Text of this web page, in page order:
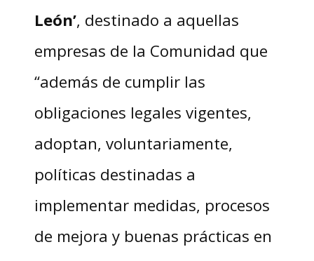
León’, destinado a aquellas
empresas de la Comunidad que
“además de cumplir las
obligaciones legales vigentes,
adoptan, voluntariamente,
políticas destinadas a
implementar medidas, procesos
de mejora y buenas prácticas en